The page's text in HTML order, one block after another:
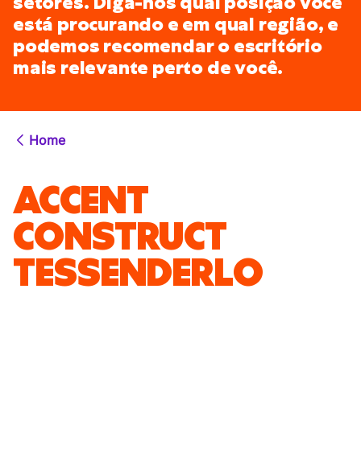
está procurando e em qual região, e
podemos recomendar o escritório
mais relevante perto de você.
Home
ACCENT
CONSTRUCT
TESSENDERLO